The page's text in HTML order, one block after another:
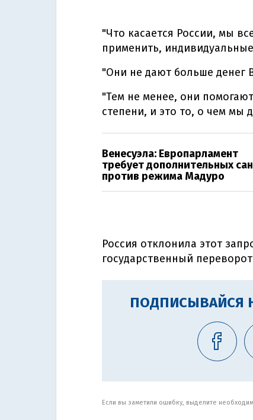
"Что касается России, мы
применить,
"Они не дают больше денег
"Тем не менее, они
степени, и это то, о чем мы
Венесуэла: Европарламент
требует дополнительных
против режима Мадуро
Россия отклонила этот
государственный
ПОДПИСЫВАЙСЯ
Если вы заметили ошибку, выделите